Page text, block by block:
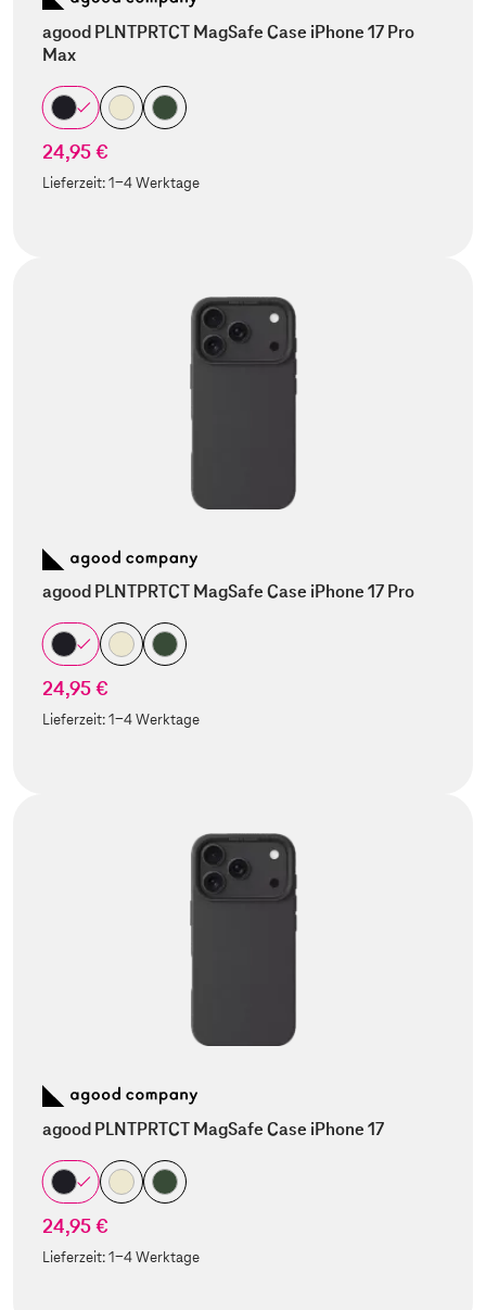
agood PLNTPRTCT MagSafe Case iPhone 17 Pro
Max
24,95 €
Lieferzeit:1-4 Werktage
agood PLNTPRTCT MagSafe Case iPhone 17 Pro
24,95 €
Lieferzeit:1-4 Werktage
agood PLNTPRTCT MagSafe Case iPhone 17
24,95 €
Lieferzeit:1-4 Werktage